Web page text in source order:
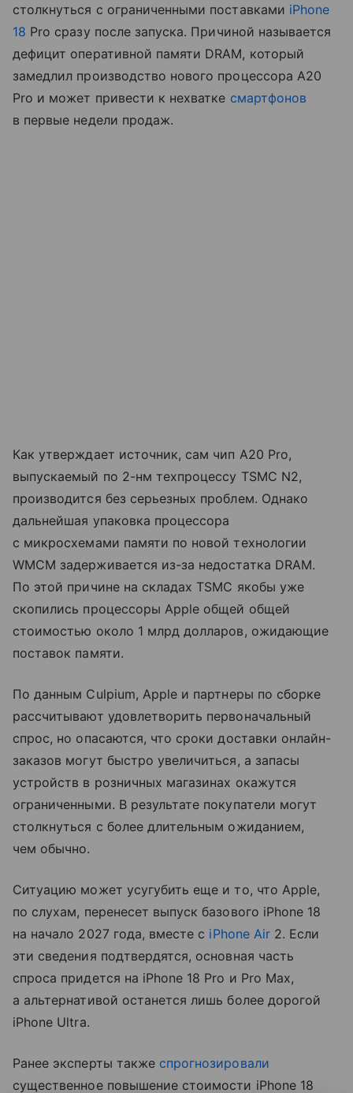
столкнуться с ограниченными поставками iPhone
18 Pro сразу после запуска. Причиной называется
дефицит оперативной памяти DRAM, который
замедлил производство нового процессора A20
Pro и может привести к нехватке смартфонов
в первые недели продаж.
Как утверждает источник, сам чип A20 Pro,
выпускаемый по 2-нм техпроцессу TSMC N2,
производится без серьезных проблем. Однако
дальнейшая упаковка процессора
с микросхемами памяти по новой технологии
WMCM задерживается из-за недостатка DRAM.
По этой причине на складах TSMC якобы уже
скопились процессоры Apple общей общей
стоимостью около 1 млрд долларов, ожидающие
поставок памяти.
По данным Culpium, Apple и партнеры по сборке
рассчитывают удовлетворить первоначальный
спрос, но опасаются, что сроки доставки онлайн-
заказов могут быстро увеличиться, а запасы
устройств в розничных магазинах окажутся
ограниченными. В результате покупатели могут
столкнуться с более длительным ожиданием,
чем обычно.
Ситуацию может усугубить еще и то, что Apple,
по слухам, перенесет выпуск базового iPhone 18
на начало 2027 года, вместе с iPhone Air2. Если
эти сведения подтвердятся, основная часть
спроса придется на iPhone 18 Pro и Pro Max,
а альтернативой останется лишь более дорогой
iPhone Ultra.
Ранее эксперты также спрогнозировали
существенное повышение стоимости iPhone 18